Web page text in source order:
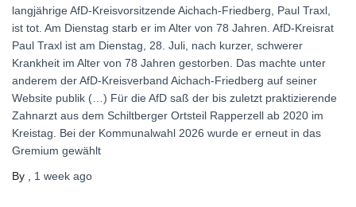
langjährige AfD-Kreisvorsitzende Aichach-Friedberg, Paul Traxl,
ist tot. Am Dienstag starb er im Alter von 78 Jahren. AfD-Kreisrat
Paul Traxl ist am Dienstag, 28. Juli, nach kurzer, schwerer
Krankheit im Alter von 78 Jahren gestorben. Das machte unter
anderem der AfD-Kreisverband Aichach-Friedberg auf seiner
Website publik (…) Für die AfD saß der bis zuletzt praktizierende
Zahnarzt aus dem Schiltberger Ortsteil Rapperzell ab 2020 im
Kreistag. Bei der Kommunalwahl 2026 wurde er erneut in das
Gremium gewählt
By
1 week ago